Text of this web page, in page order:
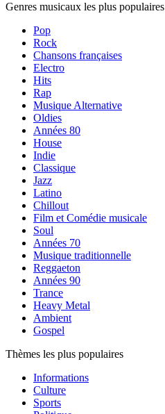
Genres musicaux les plus populaires
Pop
Rock
Chansons françaises
Electro
Hits
Rap
Musique Alternative
Oldies
Années 80
House
Indie
Classique
Jazz
Latino
Chillout
Film et Comédie musicale
Soul
Années 70
Musique traditionnelle
Reggaeton
Années 90
Trance
Heavy Metal
Ambient
Gospel
Thèmes les plus populaires
Informations
Culture
Sports